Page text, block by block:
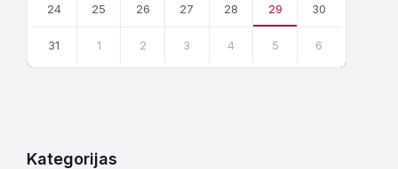
24 25 26 27 28 29 30
31 1 2 3 4 5 6
Kategorijas